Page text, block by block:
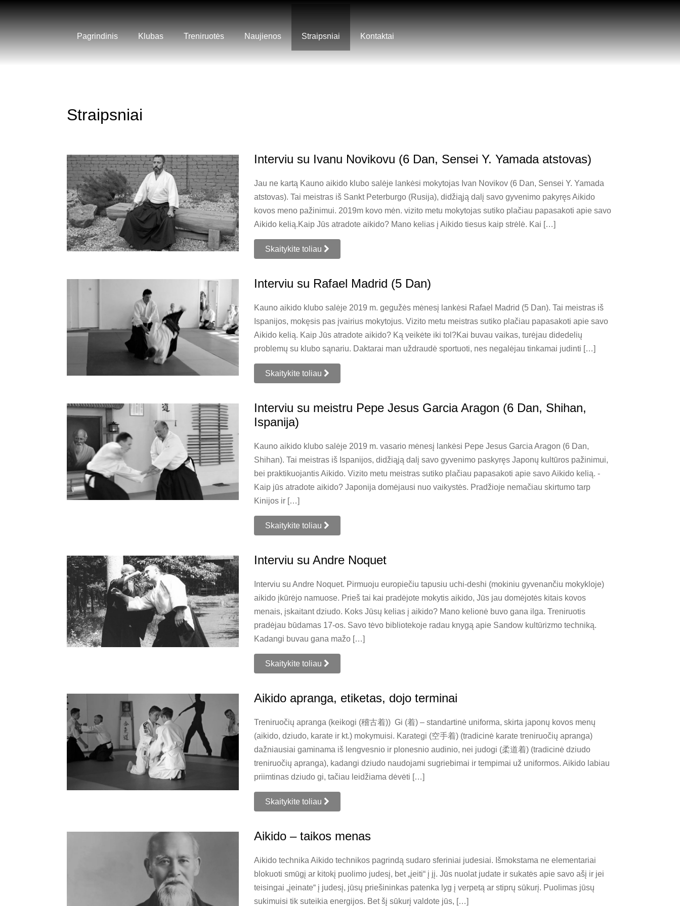
Pagrindinis Klubas Treniruotės Naujienos Straipsniai Kontaktai
Straipsniai
Interviu su Ivanu Novikovu (6 Dan, Sensei Y. Yamada atstovas)
Jau ne kartą Kauno aikido klubo salėje lankėsi mokytojas Ivan Novikov (6 Dan, Sensei Y. Yamada
atstovas). Tai meistras iš Sankt Peterburgo (Rusija), didžiąją dalį savo gyvenimo pakyręs Aikido
kovos meno pažinimui. 2019m kovo mėn. vizito metu mokytojas sutiko plačiau papasakoti apie savo
Aikido kelią.Kaip Jūs atradote aikido? Mano kelias į Aikido tiesus kaip strėlė. Kai […]
Skaitykite toliau
Interviu su Rafael Madrid (5 Dan)
Kauno aikido klubo salėje 2019 m. gegužės mėnesį lankėsi Rafael Madrid (5 Dan). Tai meistras iš
Ispanijos, mokęsis pas įvairius mokytojus. Vizito metu meistras sutiko plačiau papasakoti apie savo
Aikido kelią. Kaip Jūs atradote aikido? Ką veikėte iki tol?Kai buvau vaikas, turėjau didedelių
problemų su klubo sąnariu. Daktarai man uždraudė sportuoti, nes negalėjau tinkamai judinti […]
Skaitykite toliau
Interviu su meistru Pepe Jesus Garcia Aragon (6 Dan, Shihan,
Ispanija)
Kauno aikido klubo salėje 2019 m. vasario mėnesį lankėsi Pepe Jesus Garcia Aragon (6 Dan,
Shihan). Tai meistras iš Ispanijos, didžiąją dalį savo gyvenimo paskyręs Japonų kultūros pažinimui,
bei praktikuojantis Aikido. Vizito metu meistras sutiko plačiau papasakoti apie savo Aikido kelią. -
Kaip jūs atradote aikido? Japonija domėjausi nuo vaikystės. Pradžioje nemačiau skirtumo tarp
Kinijos ir […]
Skaitykite toliau
Interviu su Andre Noquet
Interviu su Andre Noquet. Pirmuoju europiečiu tapusiu uchi-deshi (mokiniu gyvenančiu mokykloje)
aikido įkūrėjo namuose. Prieš tai kai pradėjote mokytis aikido, Jūs jau domėjotės kitais kovos
menais, įskaitant dziudo. Koks Jūsų kelias į aikido? Mano kelionė buvo gana ilga. Treniruotis
pradėjau būdamas 17-os. Savo tėvo bibliotekoje radau knygą apie Sandow kultūrizmo techniką.
Kadangi buvau gana mažo […]
Skaitykite toliau
Aikido apranga, etiketas, dojo terminai
Treniruočių apranga (keikogi (稽古着)) Gi (着) – standartinė uniforma, skirta japonų kovos menų
(aikido, dziudo, karate ir kt.) mokymuisi. Karategi (空手着) (tradicinė karate treniruočių apranga)
dažniausiai gaminama iš lengvesnio ir plonesnio audinio, nei judogi (柔道着) (tradicinė dziudo
treniruočių apranga), kadangi dziudo naudojami sugriebimai ir tempimai už uniformos. Aikido labiau
priimtinas dziudo gi, tačiau leidžiama dėvėti […]
Skaitykite toliau
Aikido – taikos menas
Aikido technika Aikido technikos pagrindą sudaro sferiniai judesiai. Išmokstama ne elementariai
blokuoti smūgį ar kitokį puolimo judesį, bet „įeiti“ į jį. Jūs nuolat judate ir sukatės apie savo ašį ir jei
teisingai „įeinate“ į judesį, jūsų priešininkas patenka lyg į verpetą ar stiprų sūkurį. Puolimas jūsų
sukimuisi tik suteikia energijos. Bet šį sūkurį valdote jūs, […]